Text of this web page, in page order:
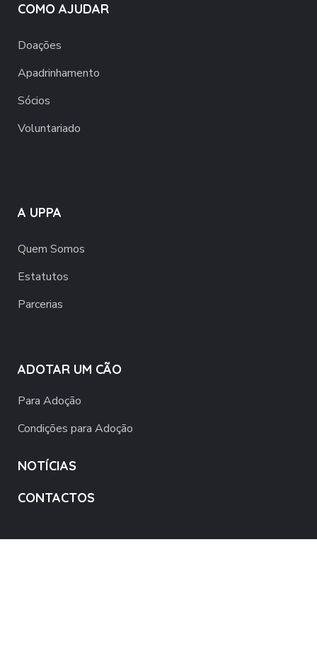
COMO AJUDAR
Doações
Apadrinhamento
Sócios
Voluntariado
A UPPA
Quem Somos
Estatutos
Parcerias
ADOTAR UM CÃO
Para Adoção
Condições para Adoção
NOTÍCIAS
CONTACTOS